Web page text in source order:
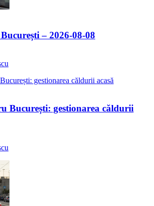
– 2026-08-08
București: gestionarea căldurii